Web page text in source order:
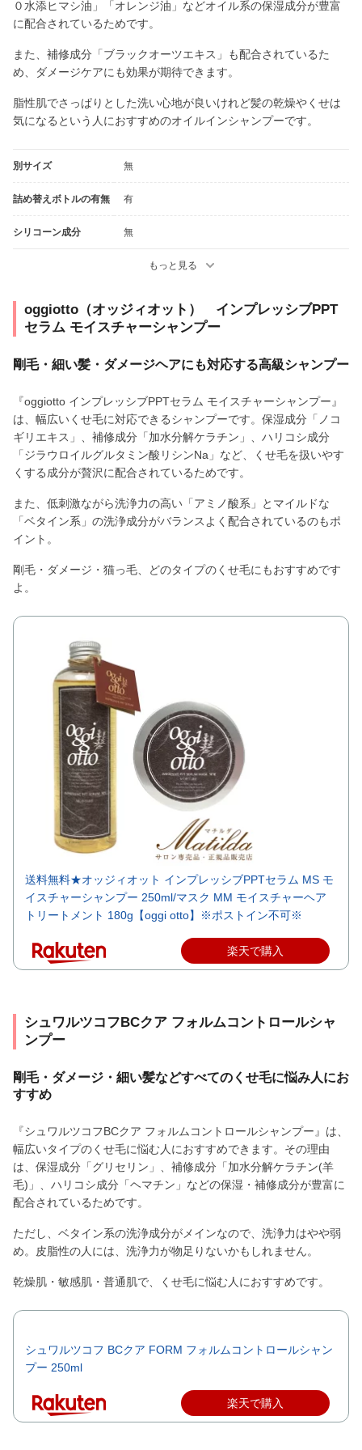
０水添ヒマシ油」「オレンジ油」などオイル系の保湿成分が豊富
に配合されているためです。
また、補修成分「ブラックオーツエキス」も配合されているた
め、ダメージケアにも効果が期待できます。
脂性肌でさっぱりとした洗い心地が良いけれど髪の乾燥やくせは
気になるという人におすすめのオイルインシャンプーです。
別サイズ 無
詰め替えボトルの有無 有
シリコーン成分 無
もっと見る
oggiotto（オッジィオット） インプレッシブPPT
セラム モイスチャーシャンプー
剛毛・細い髪・ダメージヘアにも対応する高級シャンプー
『oggiotto インプレッシブPPTセラム モイスチャーシャンプー』
は、幅広いくせ毛に対応できるシャンプーです。保湿成分「ノコ
ギリエキス」、補修成分「加水分解ケラチン」、ハリコシ成分
「ジラウロイルグルタミン酸リシンNa」など、くせ毛を扱いやす
くする成分が贅沢に配合されているためです。
また、低刺激ながら洗浄力の高い「アミノ酸系」とマイルドな
「ベタイン系」の洗浄成分がバランスよく配合されているのもポ
イント。
剛毛・ダメージ・猫っ毛、どのタイプのくせ毛にもおすすめです
よ。
送料無料★オッジィオット インプレッシブPPTセラム MS モ
イスチャーシャンプー 250ml/マスク MM モイスチャーヘア
トリートメント 180g【oggi otto】※ポストイン不可※
楽天で購入
シュワルツコフBCクア フォルムコントロールシャ
ンプー
剛毛・ダメージ・細い髪などすべてのくせ毛に悩み人にお
すすめ
『シュワルツコフBCクア フォルムコントロールシャンプー』は、
幅広いタイプのくせ毛に悩む人におすすめできます。その理由
は、保湿成分「グリセリン」、補修成分「加水分解ケラチン(羊
毛)」、ハリコシ成分「ヘマチン」などの保湿・補修成分が豊富に
配合されているためです。
ただし、ベタイン系の洗浄成分がメインなので、洗浄力はやや弱
め。皮脂性の人には、洗浄力が物足りないかもしれません。
乾燥肌・敏感肌・普通肌で、くせ毛に悩む人におすすめです。
シュワルツコフ BCクア FORM フォルムコントロールシャン
プー 250ml
楽天で購入